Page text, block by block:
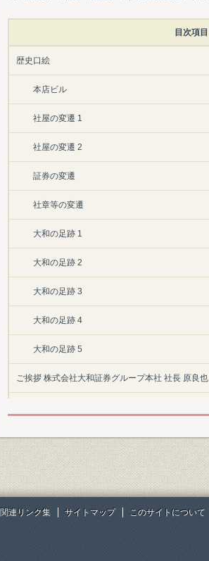
目次項目
歴史口絵
本店ビル
社屋の変遷 1
社屋の変遷 2
証券の変遷
社章等の変遷
大和の足跡 1
大和の足跡 2
大和の足跡 3
大和の足跡 4
大和の足跡 5
ご挨拶 株式会社大和証券グループ本社 社長 原良也
第一編 藤本ビルブローカー・日本信託銀行時
第一章 前史概略
第二章 大和証券グループの創業者
関連リンク集 サイトマップ このサイトについて